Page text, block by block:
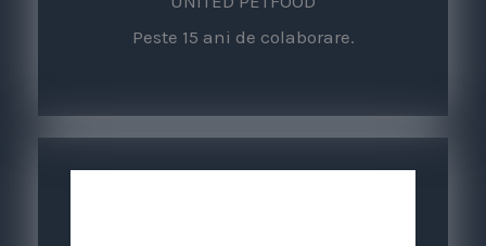
5
Peste 15 ani de colaborare.